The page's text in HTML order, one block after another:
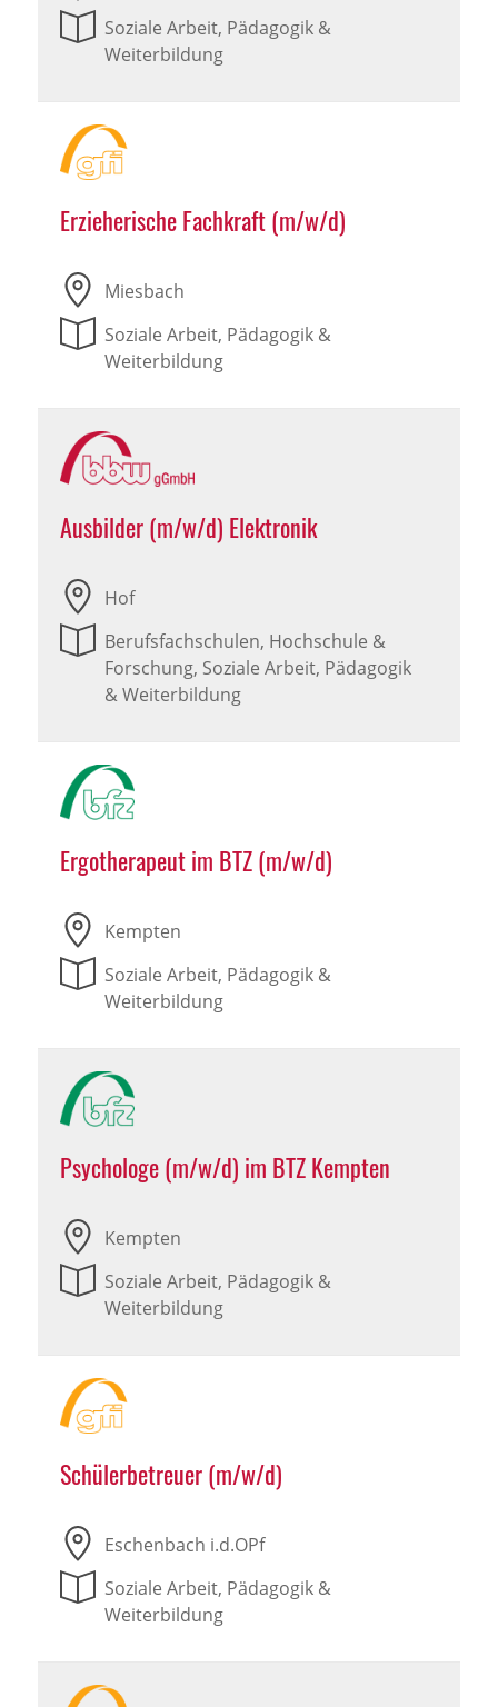
Soziale Arbeit, Pädagogik &
Weiterbildung
Erzieherische Fachkraft (m/w/d)
Miesbach
Soziale Arbeit, Pädagogik &
Weiterbildung
Ausbilder (m/w/d) Elektronik
Hof
Berufsfachschulen, Hochschule &
Forschung, Soziale Arbeit, Pädagogik
& Weiterbildung
Ergotherapeut im BTZ (m/w/d)
Kempten
Soziale Arbeit, Pädagogik &
Weiterbildung
Psychologe (m/w/d) im BTZ Kempten
Kempten
Soziale Arbeit, Pädagogik &
Weiterbildung
Schülerbetreuer (m/w/d)
Eschenbach i.d.OPf
Soziale Arbeit, Pädagogik &
Weiterbildung